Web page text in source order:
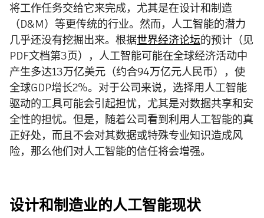
将工作任务交给它来完成，尤其是在设计和制造
（D&M）等更传统的行业。然而，人工智能的潜力
几乎还没有挖掘出来。根据世界经济论坛的预计（见
PDF文档第3页），人工智能可能在全球经济活动中
产生多达13万亿美元（约合94万亿元人民币），使
全球GDP增长2%。对于公司来说，选择用人工智能
驱动的工具可能会引起担忧，尤其是对数据共享和安
全性的担忧。但是，随着公司看到利用人工智能的真
正好处，而且不会对其数据或特殊专业知识造成风
险，那么他们对人工智能的信任将会增强。
设计和制造业的人工智能现状